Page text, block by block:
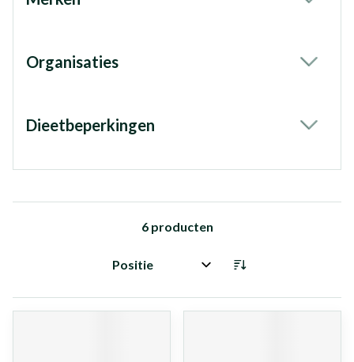
Organisaties
Dieetbeperkingen
6producten
Sorteer op: